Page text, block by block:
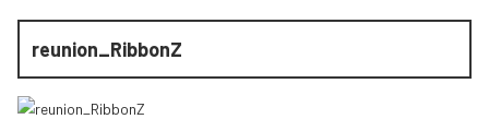
reunion_RibbonZ